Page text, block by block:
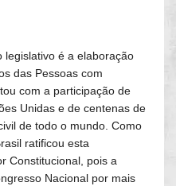
legislativo é a elaboração
das Pessoas com
com a participação de
Unidas e de centenas de
de todo o mundo. Como
ratificou esta
Constitucional, pois a
Nacional por mais